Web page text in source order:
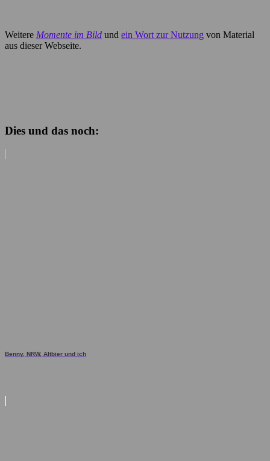
Weitere Momente im Bild und ein Wort zur Nutzung von Material
aus dieser Webseite.
Dies und das noch:
Benny, NRW, Altbier und ich